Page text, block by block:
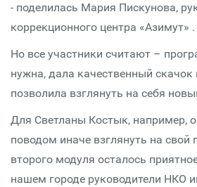
- поделилась Мария Пискунова,
коррекционного центра «Азимут» .
Но все участники считают –
нужна, дала качественный скачок
позволила взглянуть на себя
Для Светланы Костык, например,
поводом иначе взглянуть на свой
второго модуля осталось
нашем городе руководители НКО